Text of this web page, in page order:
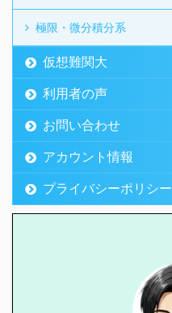
極限・微分積分系
仮想難関大
利用者の声
お問い合わせ
アカウント情報
プライバシーポリシー